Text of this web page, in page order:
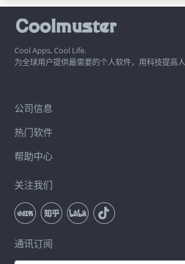
Cool Apps, Cool Life.
为全球用户提供最需要的个人软件，用科技提高人
公司信息
热门软件
帮助中心
关注我们
通讯订阅